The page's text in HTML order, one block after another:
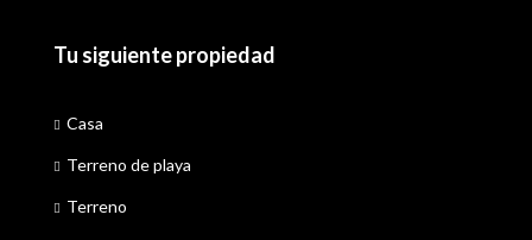
Tu siguiente propiedad
Casa
Terreno de playa
Terreno